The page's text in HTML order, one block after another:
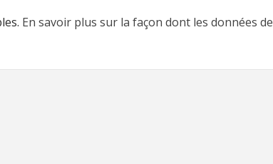
En savoir plus sur la façon dont les données de